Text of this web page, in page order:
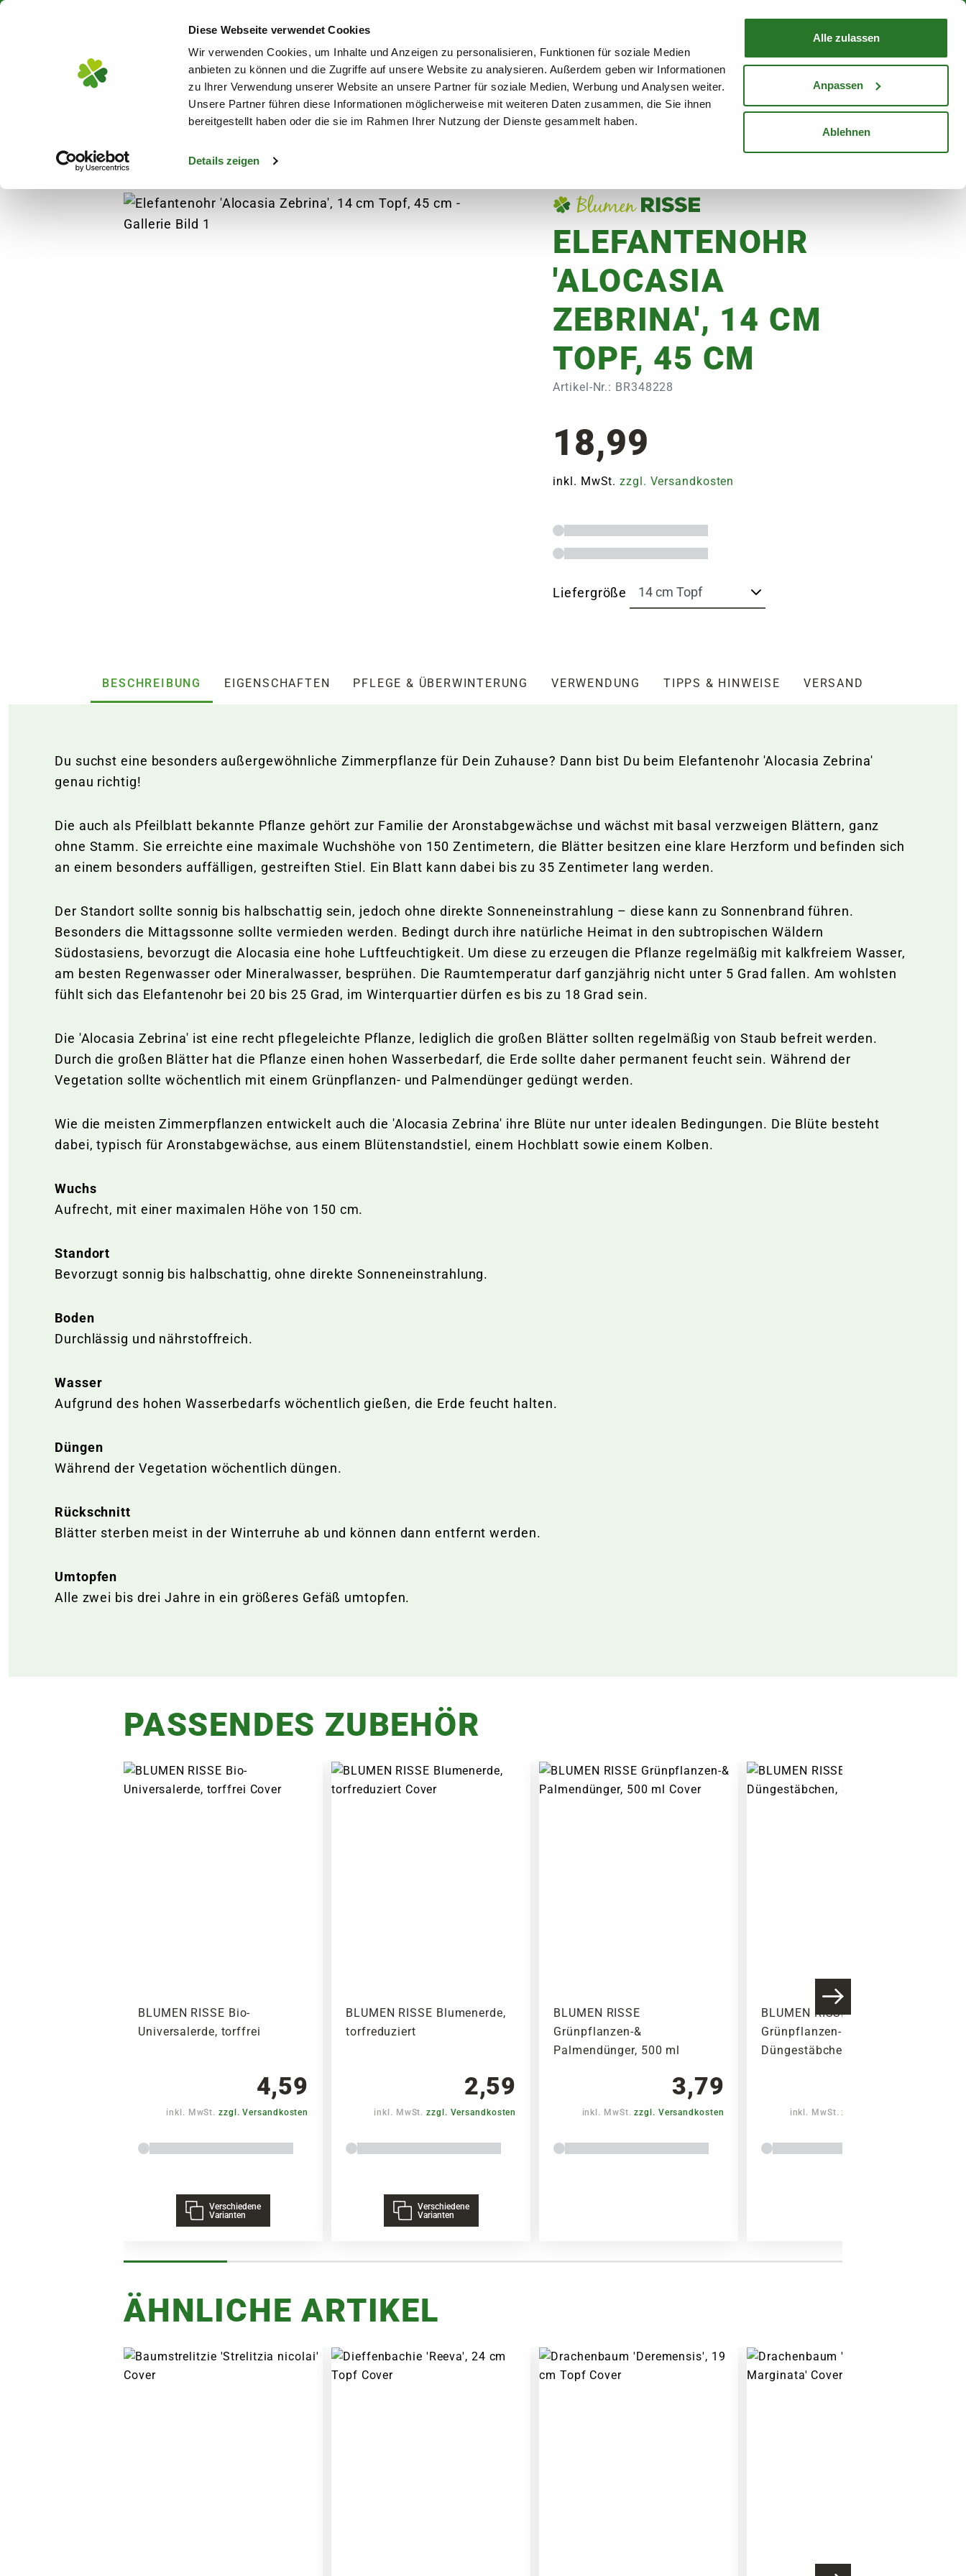
Diese Webseite verwendet Cookies
Wir verwenden Cookies, um Inhalte und Anzeigen zu personalisieren, Funktionen für soziale Medien
anbieten zu können und die Zugriffe auf unsere Website zu analysieren. Außerdem geben wir Informationen
zu Ihrer Verwendung unserer Website an unsere Partner für soziale Medien, Werbung und Analysen weiter.
Unsere Partner führen diese Informationen möglicherweise mit weiteren Daten zusammen, die Sie ihnen
bereitgestellt haben oder die sie im Rahmen Ihrer Nutzung der Dienste gesammelt haben.
Details zeigen
Alle zulassen
Anpassen
Ablehnen
Mein KontoStandorte
WARENKORB
Blumen Pflanzen Garten Aktuelles Ratgeber Gutscheine Karriere
Pflanzen Zimmerpflanzen Grünpflanzen
ELEFANTENOHR
'ALOCASIA
ZEBRINA', 14 CM
TOPF, 45 CM
Artikel-Nr.: BR348228
18,99
inkl. MwSt.zzgl. Versandkosten
Liefergröße
BESCHREIBUNG EIGENSCHAFTEN PFLEGE & ÜBERWINTERUNG VERWENDUNG TIPPS & HINWEISE VERSAND
Du suchst eine besonders außergewöhnliche Zimmerpflanze für Dein Zuhause? Dann bist Du beim Elefantenohr 'Alocasia Zebrina'
genau richtig!
Die auch als Pfeilblatt bekannte Pflanze gehört zur Familie der Aronstabgewächse und wächst mit basal verzweigen Blättern, ganz
ohne Stamm. Sie erreichte eine maximale Wuchshöhe von 150 Zentimetern, die Blätter besitzen eine klare Herzform und befinden sich
an einem besonders auffälligen, gestreiften Stiel. Ein Blatt kann dabei bis zu 35 Zentimeter lang werden.
Der Standort sollte sonnig bis halbschattig sein, jedoch ohne direkte Sonneneinstrahlung – diese kann zu Sonnenbrand führen.
Besonders die Mittagssonne sollte vermieden werden. Bedingt durch ihre natürliche Heimat in den subtropischen Wäldern
Südostasiens, bevorzugt die Alocasia eine hohe Luftfeuchtigkeit. Um diese zu erzeugen die Pflanze regelmäßig mit kalkfreiem Wasser,
am besten Regenwasser oder Mineralwasser, besprühen. Die Raumtemperatur darf ganzjährig nicht unter 5 Grad fallen. Am wohlsten
fühlt sich das Elefantenohr bei 20 bis 25 Grad, im Winterquartier dürfen es bis zu 18 Grad sein.
Die 'Alocasia Zebrina' ist eine recht pflegeleichte Pflanze, lediglich die großen Blätter sollten regelmäßig von Staub befreit werden.
Durch die großen Blätter hat die Pflanze einen hohen Wasserbedarf, die Erde sollte daher permanent feucht sein. Während der
Vegetation sollte wöchentlich mit einem Grünpflanzen- und Palmendünger gedüngt werden.
Wie die meisten Zimmerpflanzen entwickelt auch die 'Alocasia Zebrina' ihre Blüte nur unter idealen Bedingungen. Die Blüte besteht
dabei, typisch für Aronstabgewächse, aus einem Blütenstandstiel, einem Hochblatt sowie einem Kolben.
Wuchs
Aufrecht, mit einer maximalen Höhe von 150 cm.
Standort
Bevorzugt sonnig bis halbschattig, ohne direkte Sonneneinstrahlung.
Boden
Durchlässig und nährstoffreich.
Wasser
Aufgrund des hohen Wasserbedarfs wöchentlich gießen, die Erde feucht halten.
Düngen
Während der Vegetation wöchentlich düngen.
Rückschnitt
Blätter sterben meist in der Winterruhe ab und können dann entfernt werden.
Umtopfen
Alle zwei bis drei Jahre in ein größeres Gefäß umtopfen.
PASSENDES ZUBEHÖR
BLUMEN RISSE Bio-
Universalerde, torffrei
4,59
inkl. MwSt.zzgl. Versandkosten
Verschiedene
Varianten
BLUMEN RISSE Blumenerde,
torfreduziert
2,59
inkl. MwSt.zzgl. Versandkosten
Verschiedene
Varianten
BLUMEN RISSE
Grünpflanzen-&
Palmendünger, 500 ml
3,79
inkl. MwSt.zzgl. Versandkosten
BLUMEN RISSE
Grünpflanzen-
Düngestäbchen, 30 Stück
inkl. MwSt.zzgl. Versandkosten
ÄHNLICHE ARTIKEL